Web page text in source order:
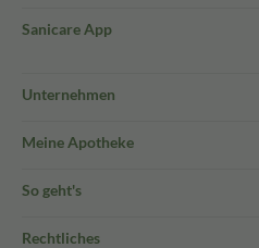
Sanicare App
Unternehmen
Meine Apotheke
So geht's
Rechtliches